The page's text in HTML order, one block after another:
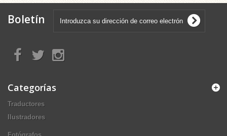
Boletín
Categorías
Traductores
Ilustradores